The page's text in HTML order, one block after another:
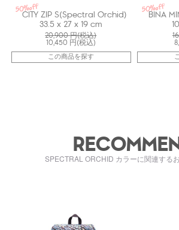
50%off
CITY ZIP S(Spectral Orchid)
33.5 x 27 x 19 cm
20,900円(税込)
10,450 円(税込)
この商品を探す
50%off
BINA
SPECTRAL ORCHID カラーに関連する